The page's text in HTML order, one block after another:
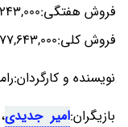
فروش هفتگی:266,243,000 تومان
فروش کلی:1,377,643,000 تومان
نویسنده و
بازیگران:امیر جدیدی